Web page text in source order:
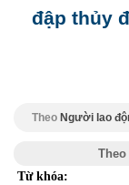
đập thủy
Theo Người lao
Từ khóa: